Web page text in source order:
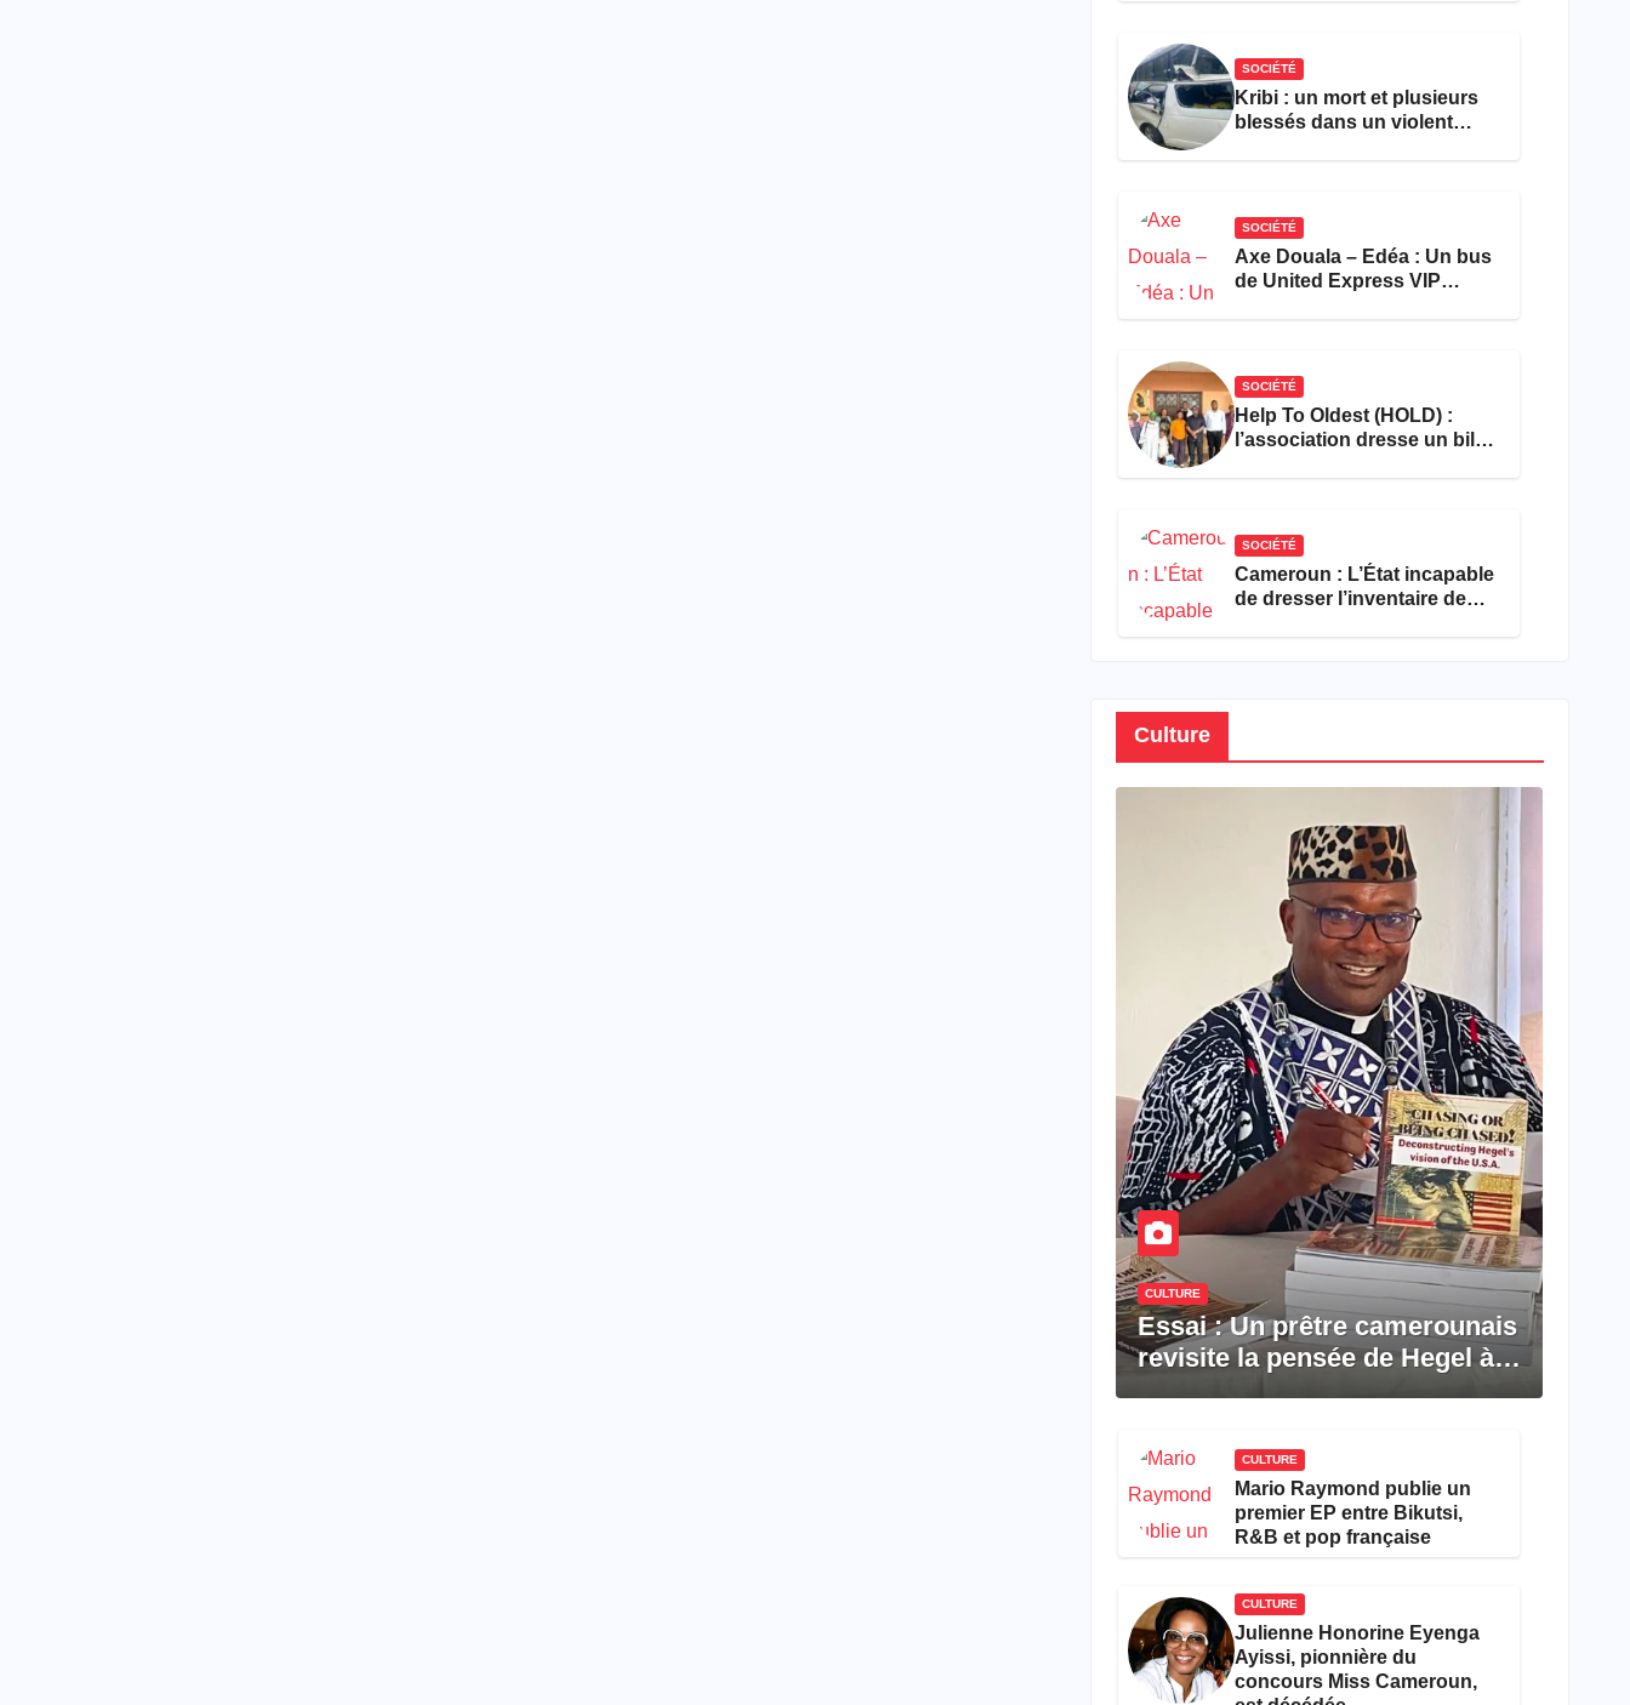
SOCIÉTÉ
Kribi : un mort et plusieurs
blessés dans un violent
SOCIÉTÉ
Axe Douala – Edéa : Un bus
de United Express VIP
SOCIÉTÉ
Help To Oldest (HOLD) :
l’association dresse un bilan
SOCIÉTÉ
Cameroun : L’État incapable
de dresser l’inventaire de
Culture
CULTURE
Essai : Un prêtre camerounais
revisite la pensée de Hegel à
CULTURE
Mario Raymond publie un
premier EP entre Bikutsi,
R&B et pop française
CULTURE
Julienne Honorine Eyenga
Ayissi, pionnière du
concours Miss Cameroun,